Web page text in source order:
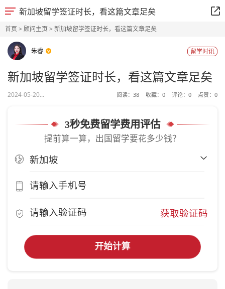
新加坡留学签证时长，看这篇文章足矣
首页> 顾问主页> 新加坡留学签证时长，看这篇文章足矣
朱睿 留学时讯
新加坡留学签证时长，看这篇文章足矣
2024-05-20... 阅读： 38 收藏： 0 评论： 0 点赞： 0
3秒免费留学费用评估
提前算一算，出国留学要花多少钱？
获取验证码
开始计算